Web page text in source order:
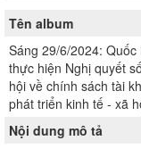
Tên album
Sáng 29/6/2024:
thực hiện Nghị quyết
hội về chính sách tài
phát triển kinh tế - xã
Nội dung mô tả